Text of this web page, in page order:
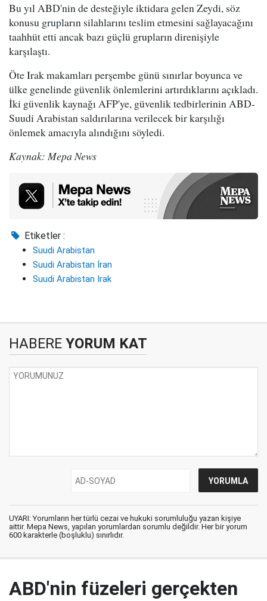
Bu yıl ABD'nin de desteğiyle iktidara gelen Zeydi, söz
konusu grupların silahlarını teslim etmesini sağlayacağını
taahhüt etti ancak bazı güçlü grupların direnişiyle
karşılaştı.
Öte Irak makamları perşembe günü sınırlar boyunca ve
ülke genelinde güvenlik önlemlerini artırdıklarını açıkladı.
İki güvenlik kaynağı AFP'ye, güvenlik tedbirlerinin ABD-
Suudi Arabistan saldırılarına verilecek bir karşılığı
önlemek amacıyla alındığını söyledi.
Kaynak: Mepa News
Etiketler :
Suudi Arabistan
Suudi Arabistan İran
Suudi Arabistan Irak
HABERE YORUM KAT
UYARI: Yorumların her türlü cezai ve hukuki sorumluluğu yazan kişiye
aittir. Mepa News, yapılan yorumlardan sorumlu değildir. Her bir yorum
600 karakterle (boşluklu) sınırlıdır.
ABD'nin füzeleri gerçekten